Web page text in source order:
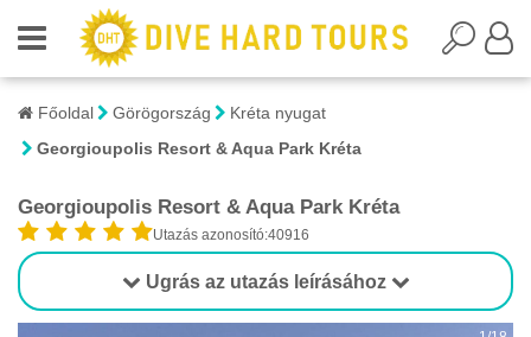
Főoldal Görögország
Kréta nyugat
Georgioupolis Resort & Aqua Park Kréta
Georgioupolis Resort & Aqua Park Kréta
Utazás azonosító:40916
Ugrás az utazás leírásához